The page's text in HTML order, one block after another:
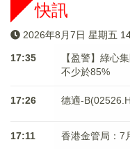
快訊
2026年8月7日 星期五
17:35
【盈警】綠心
不少於85%
17:26 德適-
17:11 香港金管局：7